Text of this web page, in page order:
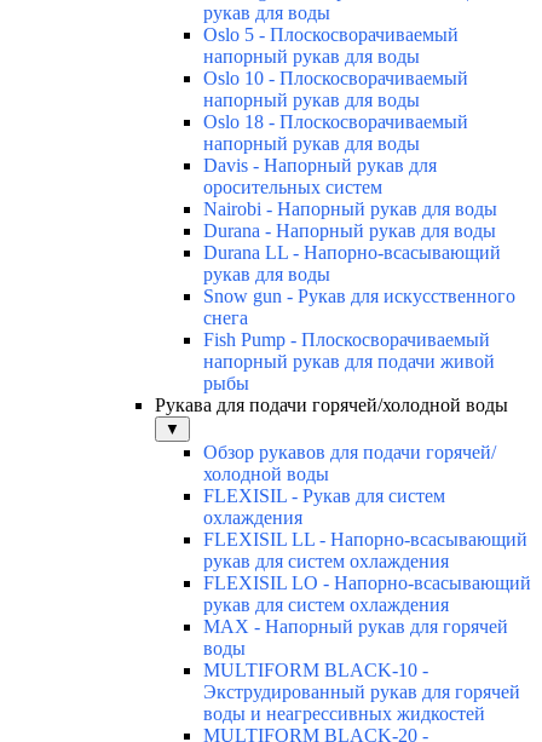
рукав для воды
Oslo 5 - Плоскосворачиваемый
напорный рукав для воды
Oslo 10 - Плоскосворачиваемый
напорный рукав для воды
Oslo 18 - Плоскосворачиваемый
напорный рукав для воды
Davis - Напорный рукав для
оросительных систем
Nairobi - Напорный рукав для воды
Durana - Напорный рукав для воды
Durana LL - Напорно-всасывающий
рукав для воды
Snow gun - Рукав для искусственного
снега
Fish Pump - Плоскосворачиваемый
напорный рукав для подачи живой
рыбы
Рукава для подачи горячей/холодной воды
▼
Обзор рукавов для подачи горячей/
холодной воды
FLEXISIL - Рукав для систем
охлаждения
FLEXISIL LL - Напорно-всасывающий
рукав для систем охлаждения
FLEXISIL LO - Напорно-всасывающий
рукав для систем охлаждения
MAX - Напорный рукав для горячей
воды
MULTIFORM BLACK-10 -
Экструдированный рукав для горячей
воды и неагрессивных жидкостей
MULTIFORM BLACK-20 -